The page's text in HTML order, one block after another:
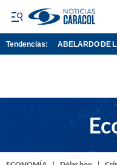
Tendencias: ABELARDO DE